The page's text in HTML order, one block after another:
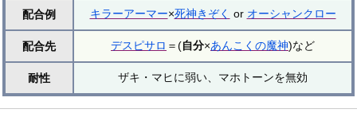
配合例 キラーアーマー×死神きぞく or オーシャンクロー
配合先 デスピサロ ＝(自分×あんこくの魔神)など
耐性 ザキ・マヒに弱い、マホトーンを無効